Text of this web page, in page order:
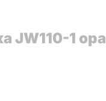
JW110-1